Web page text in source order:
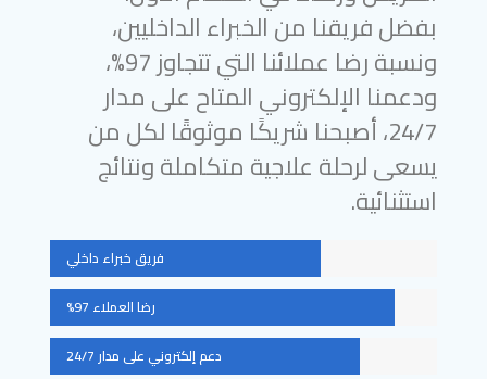
بفضل فريقنا من الخبراء الداخليين،
ونسبة رضا عملائنا التي تتجاوز 97%،
ودعمنا الإلكتروني المتاح على مدار
24/7، أصبحنا شريكًا موثوقًا لكل من
يسعى لرحلة علاجية متكاملة ونتائج
استثنائية.
فريق خبراء داخلي
رضا العملاء 97%
دعم إلكتروني على مدار 24/7